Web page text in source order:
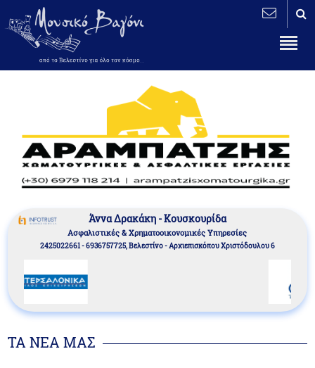
Άννα Δρακάκη - Κουσκουρίδα
Aσφαλιστικές & Χρηματοοικονομικές Υπηρεσίες
2425022661 - 6936757725, Βελεστίνο - Αρχιεπισκόπου Χριστόδουλου 6
ΤΑ ΝΕΑ ΜΑΣ